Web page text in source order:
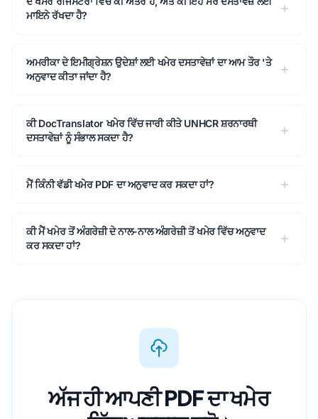
ਮਾਇਨੇ ਰੱਖਦਾ ਹੈ?
ਅਮਰੀਕਾ ਦੇ ਇਮੀਗ੍ਰੇਸ਼ਨ ਉਦੇਸ਼ਾਂ ਲਈ ਖਮੇਰ ਦਸਤਾਵੇਜ਼ਾਂ ਦਾ ਆਮ ਤੌਰ 'ਤੇ
ਅਨੁਵਾਦ ਕੀਤਾ ਜਾਂਦਾ ਹੈ?
ਕੀ DocTranslator ਖਮੇਰ ਵਿੱਚ ਜਾਰੀ ਕੀਤੇ UNHCR ਸ਼ਰਨਾਰਥੀ
ਦਸਤਾਵੇਜ਼ਾਂ ਨੂੰ ਸੰਭਾਲ ਸਕਦਾ ਹੈ?
ਮੈਂ ਕਿੰਨੀ ਵੱਡੀ ਖਮੇਰ PDF ਦਾ ਅਨੁਵਾਦ ਕਰ ਸਕਦਾ ਹਾਂ?
ਕੀ ਮੈਂ ਖਮੇਰ ਤੋਂ ਅੰਗਰੇਜ਼ੀ ਦੇ ਨਾਲ-ਨਾਲ ਅੰਗਰੇਜ਼ੀ ਤੋਂ ਖਮੇਰ ਵਿੱਚ ਅਨੁਵਾਦ
ਕਰ ਸਕਦਾ ਹਾਂ?
ਅੱਜ ਹੀ ਆਪਣੀ PDF ਦਾ ਖਮੇਰ